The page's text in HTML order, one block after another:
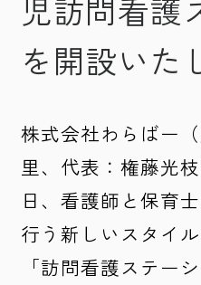
児訪問看護
を開設いた
株式会社わらばー
里、代表：権藤光
日、看護師と保育
行う新しいスタイ
「訪問看護ステー